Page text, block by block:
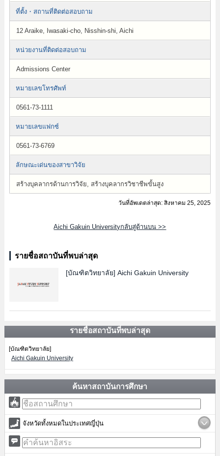
ที่ตั้ง・สถานที่ติดต่อสอบถาม
12 Araike, Iwasaki-cho, Nisshin-shi, Aichi
หน่วยงานที่ติดต่อสอบถาม
Admissions Center
หมายเลขโทรศัพท์
0561-73-1111
หมายเลขแฟกซ์
0561-73-6769
ลักษณะเด่นของสาขาวิจัย
สร้างบุคลากรด้านการวิจัย, สร้างบุคลากรวิชาชีพขั้นสูง
วันที่อัพเดตล่าสุด: สิงหาคม 25, 2025
Aichi Gakuin Universityกลับสู่ด้านบน >>
รายชื่อสถาบันที่พบล่าสุด
[บัณฑิตวิทยาลัย] Aichi Gakuin University
รายชื่อสถาบันที่พบล่าสุด
[บัณฑิตวิทยาลัย]
Aichi Gakuin University
ค้นหาสถาบันการศึกษา
จังหวัดทั้งหมดในประเทศญี่ปุ่น